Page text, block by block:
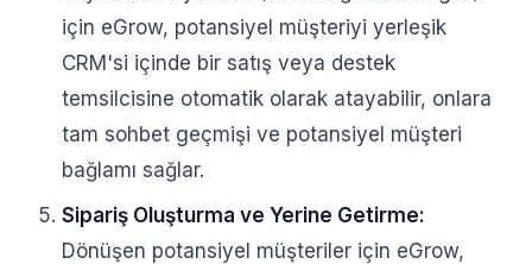
için eGrow, potansiyel müşteriyi yerleşik
CRM'si içinde bir satış veya destek
temsilcisine otomatik olarak atayabilir, onlara
tam sohbet geçmişi ve potansiyel müşteri
bağlamı sağlar.
Sipariş Oluşturma ve Yerine Getirme:
Dönüşen potansiyel müşteriler için eGrow,